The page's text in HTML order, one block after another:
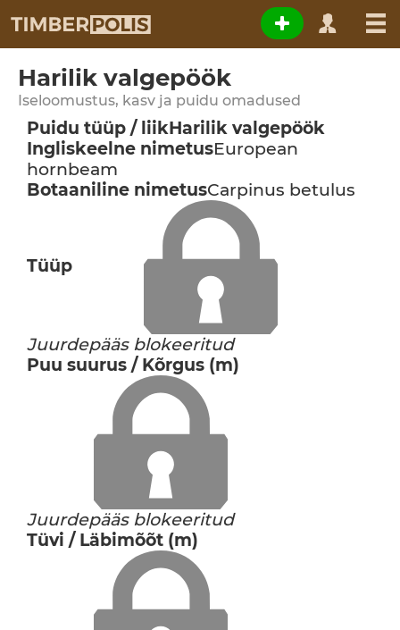
Harilik valgepöök
Iseloomustus, kasv ja puidu omadused
Puidu tüüp / liikHarilik valgepöök
Ingliskeelne nimetusEuropean
hornbeam
Botaaniline nimetusCarpinus betulus
Tüüp
Juurdepääs blokeeritud
Puu suurus / Kõrgus (m)
Juurdepääs blokeeritud
Tüvi / Läbimõõt (m)